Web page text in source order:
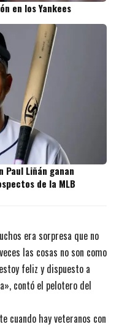
en los Yankees
Paul Liñán ganan
de la MLB
era sorpresa que no
las cosas no son como
feliz y dispuesto a
contó el pelotero del
cuando hay veteranos con